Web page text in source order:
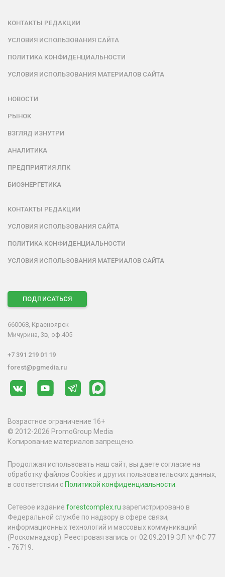
КОНТАКТЫ РЕДАКЦИИ
УСЛОВИЯ ИСПОЛЬЗОВАНИЯ САЙТА
ПОЛИТИКА КОНФИДЕНЦИАЛЬНОСТИ
УСЛОВИЯ ИСПОЛЬЗОВАНИЯ МАТЕРИАЛОВ САЙТА
НОВОСТИ
РЫНОК
ВЗГЛЯД ИЗНУТРИ
АНАЛИТИКА
ПРЕДПРИЯТИЯ ЛПК
БИОЭНЕРГЕТИКА
КОНТАКТЫ РЕДАКЦИИ
УСЛОВИЯ ИСПОЛЬЗОВАНИЯ САЙТА
ПОЛИТИКА КОНФИДЕНЦИАЛЬНОСТИ
УСЛОВИЯ ИСПОЛЬЗОВАНИЯ МАТЕРИАЛОВ САЙТА
ПОДПИСАТЬСЯ
660068, Красноярск
Мичурина, 3в, оф.405
+7 391 219 01 19
forest@pgmedia.ru
Возрастное ограничение 16+
© 2012-2026 PromoGroup Media
Копирование материалов запрещено.
Продолжая использовать наш сайт, вы даете согласие на
обработку файлов Cookies и других пользовательских данных,
в соответствии с Политикой конфиденциальности
Сетевое издание forestcomplex.ru зарегистрировано в
Федеральной службе по надзору в сфере связи,
информационных технологий и массовых коммуникаций
(Роскомнадзор). Реестровая запись от 02.09.2019 ЭЛ № ФС 77
- 76719.